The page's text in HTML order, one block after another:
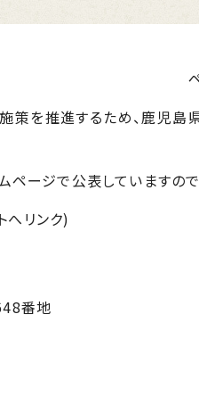
を推進するため、鹿児島
ージで公表していますので
リンク)
番地